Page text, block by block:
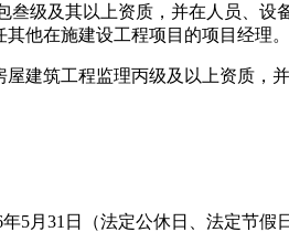
及其以上资质，并在人员、设
他在施建设工程项目的项目经理。
筑工程监理丙级及以上资质，
月31日（法定公休日、法定节假